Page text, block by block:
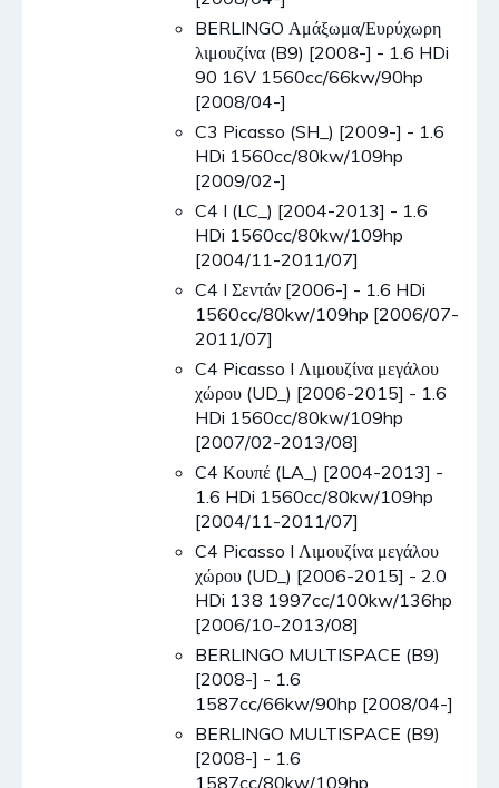
BERLINGO Αμάξωμα/Ευρύχωρη
λιμουζίνα (B9) [2008-] - 1.6 HDi
90 16V 1560cc/66kw/90hp
[2008/04-]
C3 Picasso (SH_) [2009-] - 1.6
HDi 1560cc/80kw/109hp
[2009/02-]
C4 I (LC_) [2004-2013] - 1.6
HDi 1560cc/80kw/109hp
[2004/11-2011/07]
C4 I Σεντάν [2006-] - 1.6 HDi
1560cc/80kw/109hp [2006/07-
2011/07]
C4 Picasso I Λιμουζίνα μεγάλου
χώρου (UD_) [2006-2015] - 1.6
HDi 1560cc/80kw/109hp
[2007/02-2013/08]
C4 Κουπέ (LA_) [2004-2013] -
1.6 HDi 1560cc/80kw/109hp
[2004/11-2011/07]
C4 Picasso I Λιμουζίνα μεγάλου
χώρου (UD_) [2006-2015] - 2.0
HDi 138 1997cc/100kw/136hp
[2006/10-2013/08]
BERLINGO MULTISPACE (B9)
[2008-] - 1.6
1587cc/66kw/90hp [2008/04-]
BERLINGO MULTISPACE (B9)
[2008-] - 1.6
1587cc/80kw/109hp